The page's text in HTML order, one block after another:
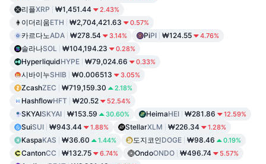
리플XRP ₩1,451.44 2.43%
이더리움ETH ₩2,704,421.63 0.57%
카르다노ADA ₩278.54 3.14% PiPI ₩124.55 4.76%
솔라나SOL ₩104,194.23 0.28%
HyperliquidHYPE ₩79,024.66 0.33%
시바이누SHIB ₩0.006513 3.05%
ZcashZEC ₩719,159.30 2.18%
HashflowHFT ₩20.52 52.54%
SKYAISKYAI ₩153.59 30.60% HeimaHEI ₩281.86 12.59%
SuiSUI ₩943.44 1.88% StellarXLM ₩226.34 1.28%
KaspaKAS ₩36.60 1.44% 도지코인DOGE ₩98.46 0.19%
CantonCC ₩132.75 6.74% OndoONDO ₩496.74 5.57%